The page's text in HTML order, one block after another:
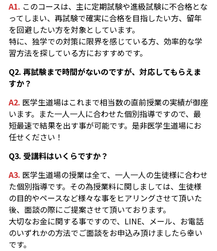
A1. このコースは、主に定期試験や進級試験に不合格とな
ってしまい、再試験で確実に合格を目指したい方、留年
を回避したい方を対象としています。
特に、独学での対策に限界を感じている方、効率的な学
習方法を探している方におすすめです。
Q2. 再試験まで時間がないのですが、対応してもらえま
すか？
A2. 医学生道場はこれまで相当数の直前授業の実績が御座
います。また一人一人に合わせた個別指導ですので、最
短最速で結果を出す事が可能です。是非医学生道場にお
任せください！
Q3. 受講料はいくらですか？
A3. 医学生道場の授業は全て、一人一人の生徒様に合わせ
た個別指導です。その為授業料に関しましては、生徒様
の目的やペースなど様々な事をヒアリングさせて頂いた
後、面談の際にご提案させて頂いております。
大切なお金に関する事ですので、LINE、メール、お電話
のいずれかの方法でご面談をお申込み頂けましたら幸い
です。